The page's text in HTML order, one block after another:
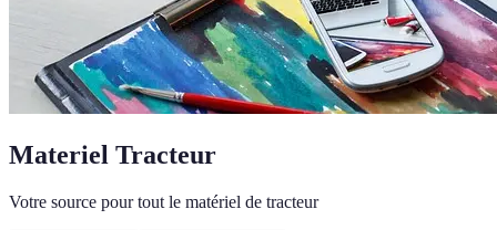
Materiel Tracteur
Votre source pour tout le matériel de tracteur